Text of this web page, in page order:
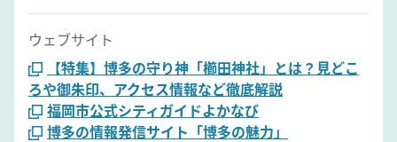
ウェブサイト
【特集】博多の守り神「櫛田神社」とは？見どこ
ろや御朱印、アクセス情報など徹底解説
福岡市公式シティガイドよかなび
博多の情報発信サイト「博多の魅力」